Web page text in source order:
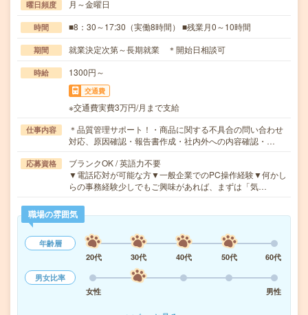
曜日頻度 月～金曜日
時間 ■8：30～17:30（実働8時間） ■残業月0～10時間
期間 就業決定次第～長期就業 ＊開始日相談可
時給 1300円～
交通費
※交通費実費3万円/月まで支給
仕事内容
＊品質管理サポート！・商品に関する不具合の問い合わせ
対応、原因確認・報告書作成・社内外への内容確認・…
応募資格
ブランクOK / 英語力不要
▼電話応対が可能な方▼一般企業でのPC操作経験▼何かし
らの事務経験少しでもご興味があれば、まずは「気…
職場の雰囲気
年齢層
20代
30代 40代 50代
60代
男女比率
女性
男性